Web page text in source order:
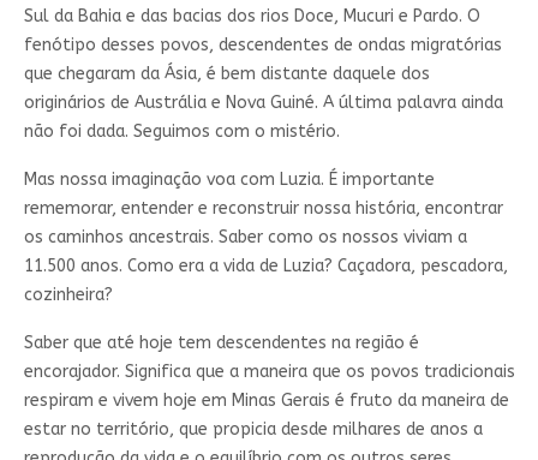
Sul da Bahia e das bacias dos rios Doce, Mucuri e Pardo. O
fenótipo desses povos, descendentes de ondas migratórias
que chegaram da Ásia, é bem distante daquele dos
originários de Austrália e Nova Guiné. A última palavra ainda
não foi dada. Seguimos com o mistério.
Mas nossa imaginação voa com Luzia. É importante
rememorar, entender e reconstruir nossa história, encontrar
os caminhos ancestrais. Saber como os nossos viviam a
11.500 anos. Como era a vida de Luzia? Caçadora, pescadora,
cozinheira?
Saber que até hoje tem descendentes na região é
encorajador. Significa que a maneira que os povos tradicionais
respiram e vivem hoje em Minas Gerais é fruto da maneira de
estar no território, que propicia desde milhares de anos a